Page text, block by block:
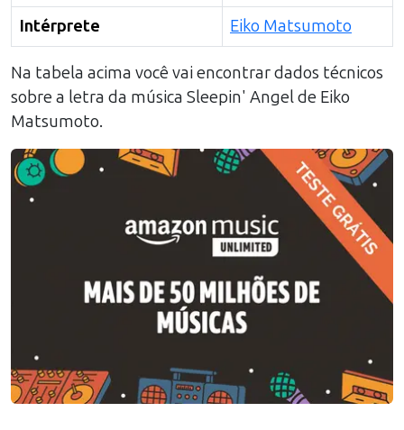
Intérprete Eiko Matsumoto
Na tabela acima você vai encontrar dados técnicos
sobre a letra da música Sleepin' Angelde Eiko
Matsumoto.